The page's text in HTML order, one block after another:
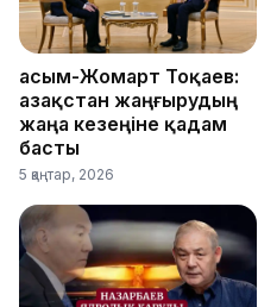
Қасым-Жомарт Тоқаев:
Қазақстан жаңғырудың
жаңа кезеңіне қадам
басты
5 қаңтар, 2026